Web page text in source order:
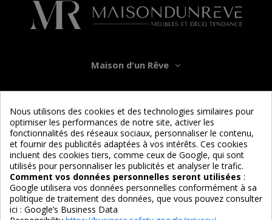
Maison d'un Rêve
Informations
Services
Nous suivre
Nous utilisons des cookies et des technologies similaires pour
optimiser les performances de notre site, activer les
fonctionnalités des réseaux sociaux, personnaliser le contenu,
et fournir des publicités adaptées à vos intérêts. Ces cookies
incluent des cookies tiers, comme ceux de Google, qui sont
utilisés pour personnaliser les publicités et analyser le trafic.
Comment vos données personnelles seront utilisées :
Google utilisera vos données personnelles conformément à sa
politique de traitement des données, que vous pouvez consulter
ici : Google’s Business Data